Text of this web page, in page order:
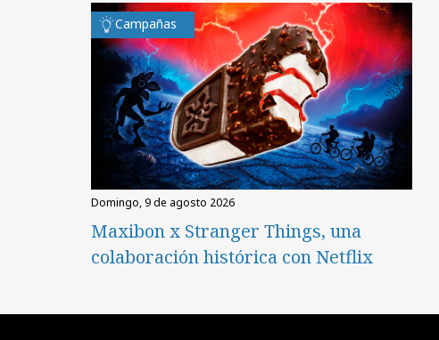
Campañas
domingo, 9 de agosto 2026
Maxibon x Stranger Things, una
colaboración histórica con Netflix